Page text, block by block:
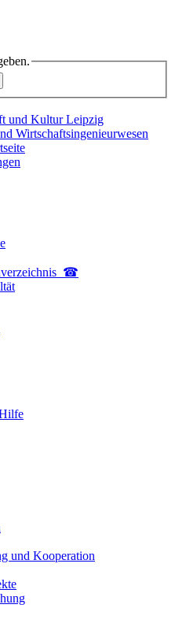
und Kultur Leipzig
Wirtschaftsingenieurwesen
☎
und Kooperation